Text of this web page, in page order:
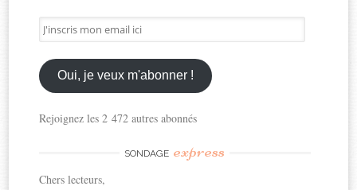
J'inscris
mon
email
ici
Oui, je veux m'abonner !
Rejoignez les 2 472 autres abonnés
SONDAGE express
Chers lecteurs,